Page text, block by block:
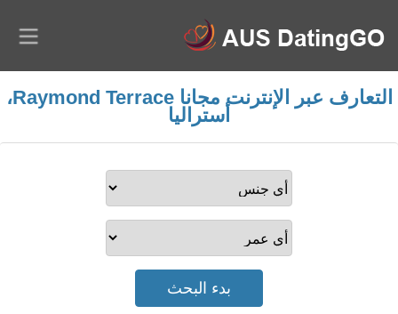
التعارف عبر الإنترنت مجانا Raymond Terrace،
أستراليا